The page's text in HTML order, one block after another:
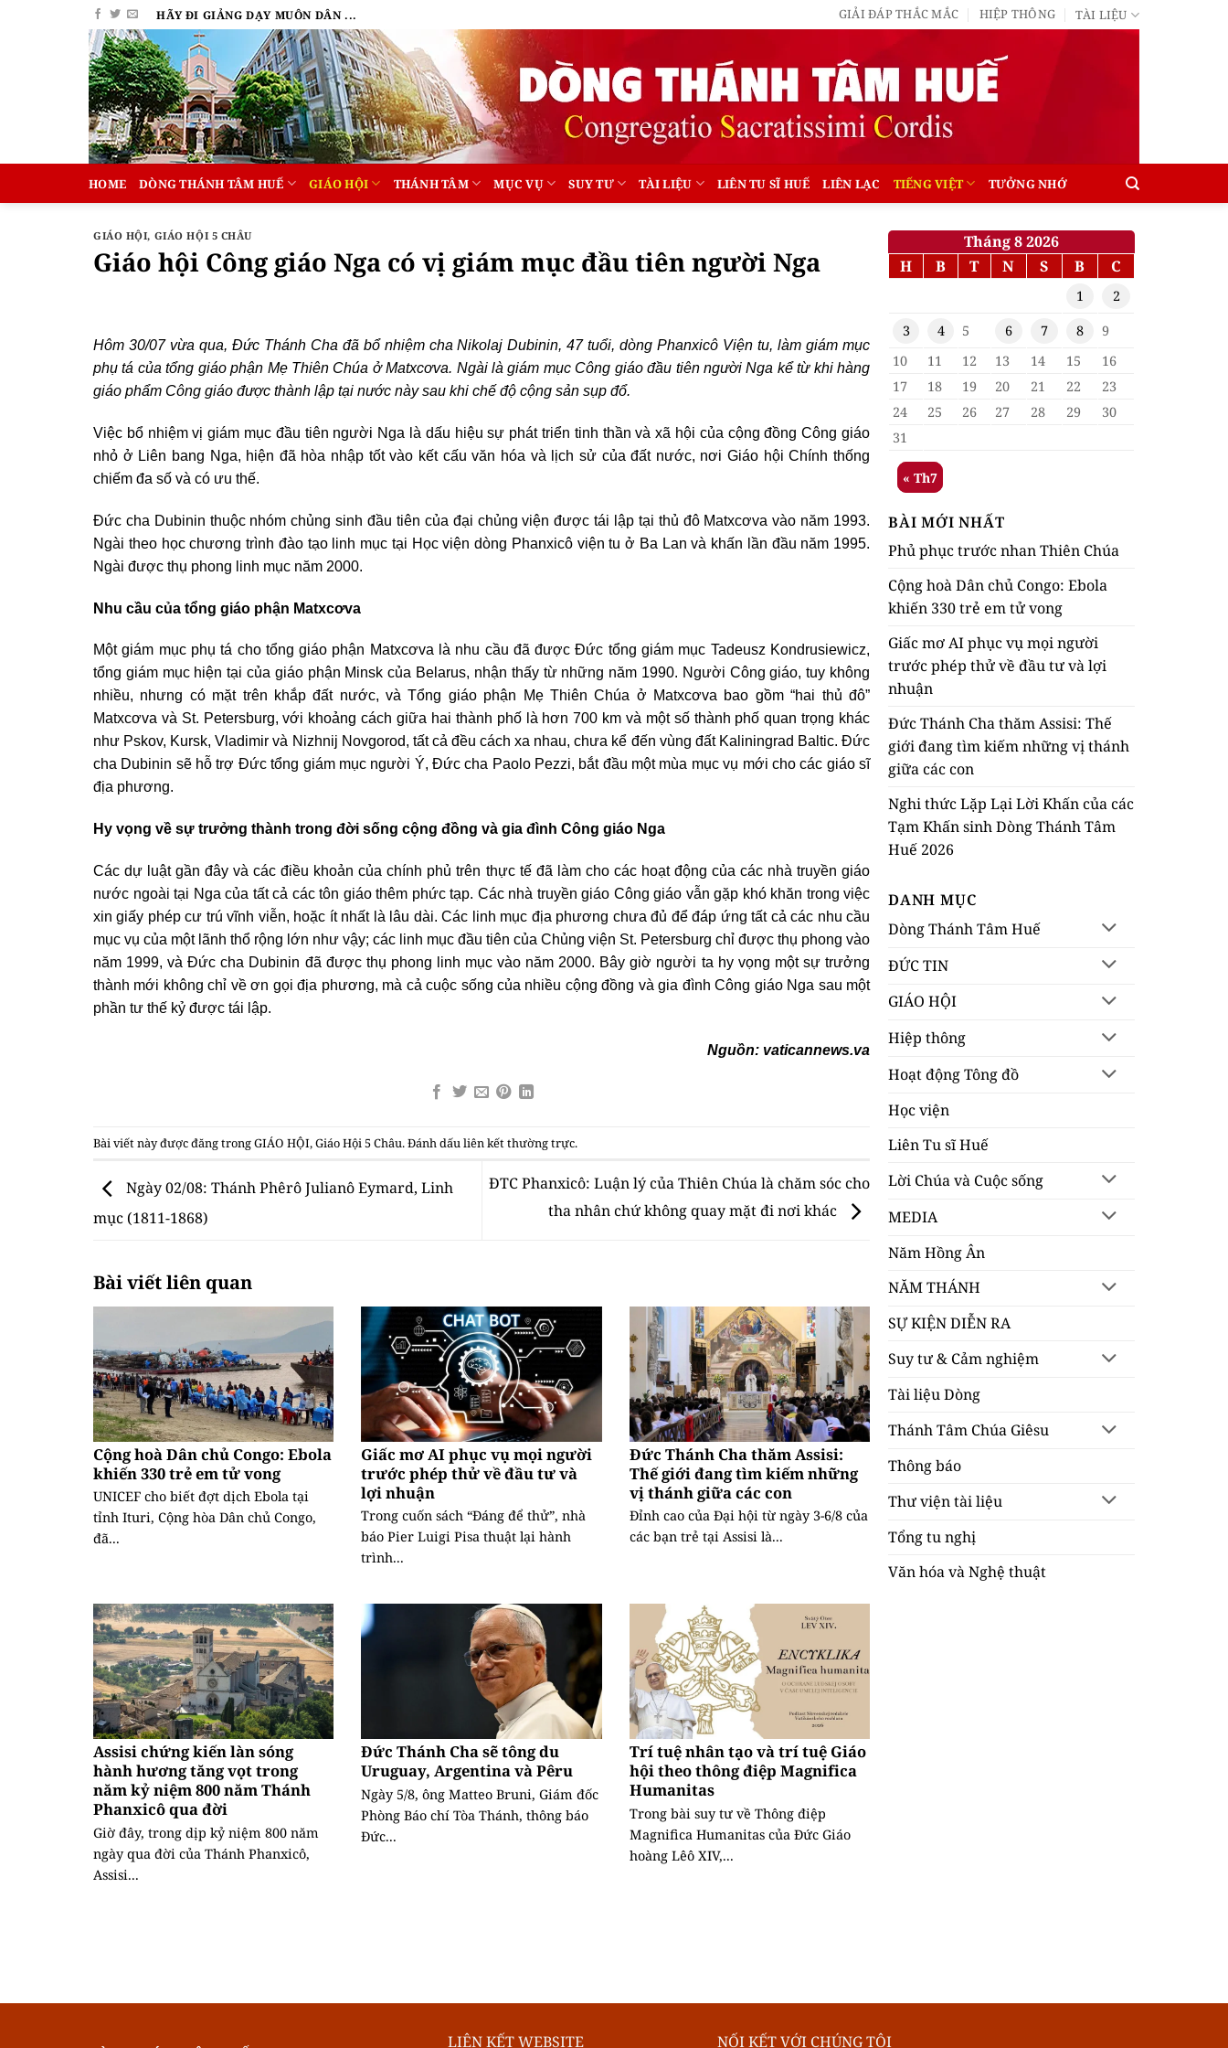
HÃY ĐI GIẢNG DẠY MUÔN DÂN ... GIẢI ĐÁP THẮC MẮC HIỆP THÔNG TÀI LIỆU
HOME DÒNG THÁNH TÂM HUẾ GIÁO HỘI THÁNH TÂM MỤC VỤ SUY TƯ TÀI LIỆU LIÊN TU SĨ HUẾ LIÊN LẠC TIẾNG VIỆT TƯỞNG NHỚ
GIÁO HỘI, GIÁO HỘI 5 CHÂU
Giáo hội Công giáo Nga có vị giám mục đầu tiên người Nga
Hôm 30/07 vừa qua, Đức Thánh Cha đã bổ nhiệm cha Nikolaj Dubinin, 47 tuổi, dòng Phanxicô Viện tu, làm giám mục
phụ tá của tổng giáo phận Mẹ Thiên Chúa ở Matxcơva. Ngài là giám mục Công giáo đầu tiên người Nga kể từ khi hàng
giáo phẩm Công giáo được thành lập tại nước này sau khi chế độ cộng sản sụp đổ.
Việc bổ nhiệm vị giám mục đầu tiên người Nga là dấu hiệu sự phát triển tinh thần và xã hội của cộng đồng Công giáo
nhỏ ở Liên bang Nga, hiện đã hòa nhập tốt vào kết cấu văn hóa và lịch sử của đất nước, nơi Giáo hội Chính thống
chiếm đa số và có ưu thế.
Đức cha Dubinin thuộc nhóm chủng sinh đầu tiên của đại chủng viện được tái lập tại thủ đô Matxcơva vào năm 1993.
Ngài theo học chương trình đào tạo linh mục tại Học viện dòng Phanxicô viện tu ở Ba Lan và khấn lần đầu năm 1995.
Ngài được thụ phong linh mục năm 2000.
Nhu cầu của tổng giáo phận Matxcơva
Một giám mục phụ tá cho tổng giáo phận Matxcơva là nhu cầu đã được Đức tổng giám mục Tadeusz Kondrusiewicz,
tổng giám mục hiện tại của giáo phận Minsk của Belarus, nhận thấy từ những năm 1990. Người Công giáo, tuy không
nhiều, nhưng có mặt trên khắp đất nước, và Tổng giáo phận Mẹ Thiên Chúa ở Matxcơva bao gồm “hai thủ đô”
Matxcơva và St. Petersburg, với khoảng cách giữa hai thành phố là hơn 700 km và một số thành phố quan trọng khác
như Pskov, Kursk, Vladimir và Nizhnij Novgorod, tất cả đều cách xa nhau, chưa kể đến vùng đất Kaliningrad Baltic. Đức
cha Dubinin sẽ hỗ trợ Đức tổng giám mục người Ý, Đức cha Paolo Pezzi, bắt đầu một mùa mục vụ mới cho các giáo sĩ
địa phương.
Hy vọng về sự trưởng thành trong đời sống cộng đồng và gia đình Công giáo Nga
Các dự luật gần đây và các điều khoản của chính phủ trên thực tế đã làm cho các hoạt động của các nhà truyền giáo
nước ngoài tại Nga của tất cả các tôn giáo thêm phức tạp. Các nhà truyền giáo Công giáo vẫn gặp khó khăn trong việc
xin giấy phép cư trú vĩnh viễn, hoặc ít nhất là lâu dài. Các linh mục địa phương chưa đủ để đáp ứng tất cả các nhu cầu
mục vụ của một lãnh thổ rộng lớn như vậy; các linh mục đầu tiên của Chủng viện St. Petersburg chỉ được thụ phong vào
năm 1999, và Đức cha Dubinin đã được thụ phong linh mục vào năm 2000. Bây giờ người ta hy vọng một sự trưởng
thành mới không chỉ về ơn gọi địa phương, mà cả cuộc sống của nhiều cộng đồng và gia đình Công giáo Nga sau một
phần tư thế kỷ được tái lập.
Nguồn: vaticannews.va
Bài viết này được đăng trongGIÁO HỘI,Giáo Hội 5 Châu. Đánh dấuliên kết thường trực.
Ngày 02/08: Thánh Phêrô Julianô Eymard, Linh
mục (1811-1868)
ĐTC Phanxicô: Luận lý của Thiên Chúa là chăm sóc cho
tha nhân chứ không quay mặt đi nơi khác
Bài viết liên quan
Cộng hoà Dân chủ Congo: Ebola
khiến 330 trẻ em tử vong
UNICEF cho biết đợt dịch Ebola tại
tỉnh Ituri, Cộng hòa Dân chủ Congo,
đã...
Giấc mơ AI phục vụ mọi người
trước phép thử về đầu tư và
lợi nhuận
Trong cuốn sách “Đáng để thử”, nhà
báo Pier Luigi Pisa thuật lại hành
trình...
Đức Thánh Cha thăm Assisi:
Thế giới đang tìm kiếm những
vị thánh giữa các con
Đỉnh cao của Đại hội từ ngày 3-6/8 của
các bạn trẻ tại Assisi là...
Assisi chứng kiến làn sóng
hành hương tăng vọt trong
năm kỷ niệm 800 năm Thánh
Phanxicô qua đời
Giờ đây, trong dịp kỷ niệm 800 năm
ngày qua đời của Thánh Phanxicô,
Assisi...
Đức Thánh Cha sẽ tông du
Uruguay, Argentina và Pêru
Ngày 5/8, ông Matteo Bruni, Giám đốc
Phòng Báo chí Tòa Thánh, thông báo
Đức...
Trí tuệ nhân tạo và trí tuệ Giáo
hội theo thông điệp Magnifica
Humanitas
Trong bài suy tư về Thông điệp
Magnifica Humanitas của Đức Giáo
hoàng Lêô XIV,...
Tháng 8 2026
H
B T N S B C
1
2
3
4 5 6 7 8
9
10
11 12 13 14 15
16
17
18 19 20 21 22
23
24
25 26 27 28 29
30
31
« Th7
BÀI MỚI NHẤT
Phủ phục trước nhan Thiên Chúa
Cộng hoà Dân chủ Congo: Ebola
khiến 330 trẻ em tử vong
Giấc mơ AI phục vụ mọi người
trước phép thử về đầu tư và lợi
nhuận
Đức Thánh Cha thăm Assisi: Thế
giới đang tìm kiếm những vị thánh
giữa các con
Nghi thức Lặp Lại Lời Khấn của các
Tạm Khấn sinh Dòng Thánh Tâm
Huế 2026
DANH MỤC
Dòng Thánh Tâm Huế
ĐỨC TIN
GIÁO HỘI
Hiệp thông
Hoạt động Tông đồ
Học viện
Liên Tu sĩ Huế
Lời Chúa và Cuộc sống
MEDIA
Năm Hồng Ân
NĂM THÁNH
SỰ KIỆN DIỄN RA
Suy tư & Cảm nghiệm
Tài liệu Dòng
Thánh Tâm Chúa Giêsu
Thông báo
Thư viện tài liệu
Tổng tu nghị
Văn hóa và Nghệ thuật
LIÊN KẾT WEBSITE NỐI KẾT VỚI CHÚNG TÔI